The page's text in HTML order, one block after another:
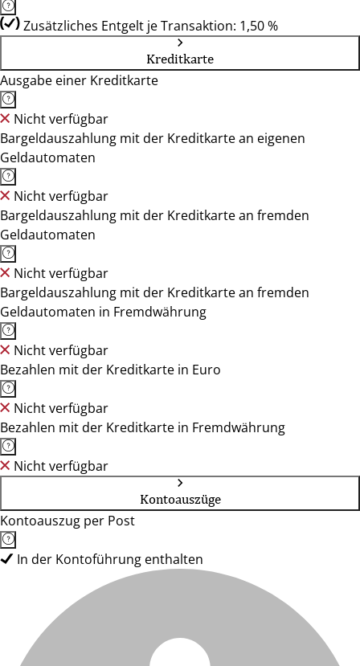
Zusätzliches Entgelt je Transaktion: 1,50 %
Kreditkarte
Ausgabe einer Kreditkarte
Nicht verfügbar
Bargeldauszahlung mit der Kreditkarte an eigenen
Geldautomaten
Nicht verfügbar
Bargeldauszahlung mit der Kreditkarte an fremden
Geldautomaten
Nicht verfügbar
Bargeldauszahlung mit der Kreditkarte an fremden
Geldautomaten in Fremdwährung
Nicht verfügbar
Bezahlen mit der Kreditkarte in Euro
Nicht verfügbar
Bezahlen mit der Kreditkarte in Fremdwährung
Nicht verfügbar
Kontoauszüge
Kontoauszug per Post
In der Kontoführung enthalten